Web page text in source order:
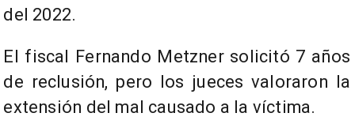
del 2022.
El fiscal Fernando Metzner solicitó 7 años
de reclusión, pero los jueces valoraron la
extensión del mal causado a la víctima.